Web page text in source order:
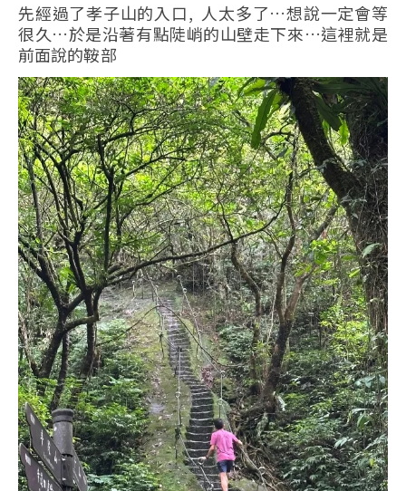
先經過了孝子山的入口, 人太多了…想說一定會等
很久…於是沿著有點陡峭的山壁走下來…這裡就是
前面說的鞍部